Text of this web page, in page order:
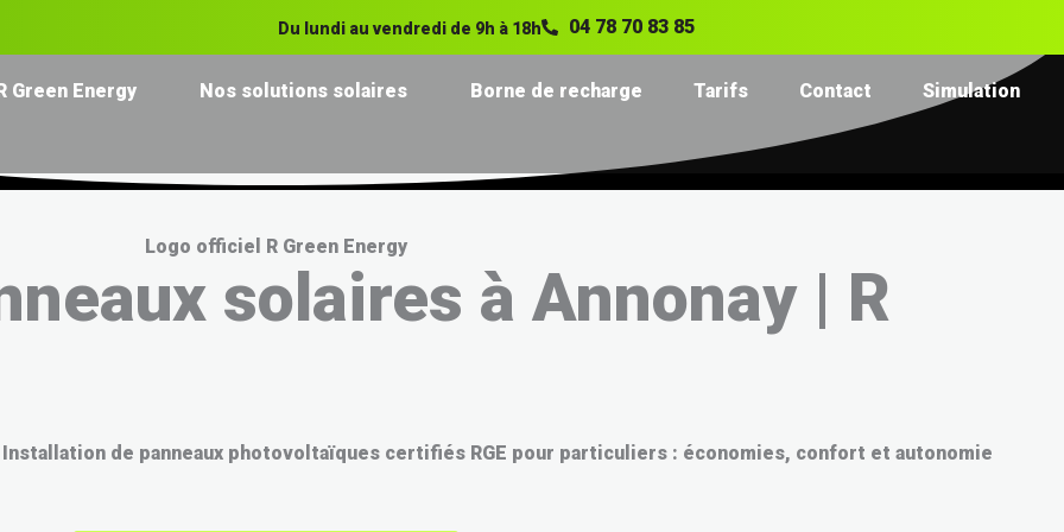
Du lundi au vendredi de 9h à 18h 04 78 70 83 85
Green Energy Nos solutions solaires Borne de recharge Tarifs Contact Simulation
solaires à Annonay | R
Installation de panneaux photovoltaïques certifiés RGE pour particuliers : économies, confort et autonomie